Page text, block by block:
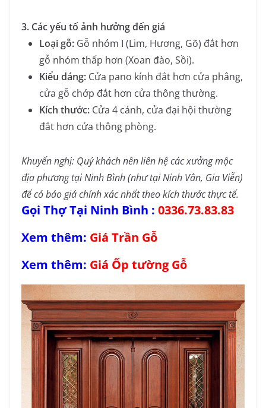
3. Các yếu tố ảnh hưởng đến giá
Loại gỗ: Gỗ nhóm I (Lim, Hương, Gõ) đắt hơn
gỗ nhóm thấp hơn (Xoan đào, Sồi).
Kiểu dáng: Cửa pano kính đắt hơn cửa phẳng,
cửa gỗ chớp đắt hơn cửa thông thường.
Kích thước: Cửa 4 cánh, cửa đại hội thường
đắt hơn cửa thông phòng.
Khuyến nghị: Quý khách nên liên hệ các xưởng mộc
địa phương tại Ninh Bình (như tại Ninh Vân, Gia Viễn)
để có báo giá chính xác nhất theo kích thước thực tế.
Gọi Thợ Tại Ninh Bình : 0336.73.83.83
Xem thêm: Giá Trần Gỗ
Xem thêm: Giá Ốp tường Gỗ